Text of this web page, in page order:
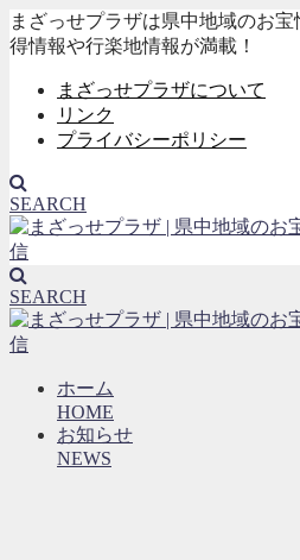
まざっせプラザは県中地域のお
得情報や行楽地情報が満載！
まざっせプラザについて
リンク
プライバシーポリシー
SEARCH
SEARCH
ホーム
HOME
お知らせ
NEWS